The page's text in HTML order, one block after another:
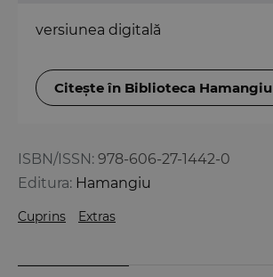
ISBN/ISSN: 978-606-27-1442-0
Editura: Hamangiu
Cuprins Extras
versiunea digitală
Citește în Biblioteca Hamangiu